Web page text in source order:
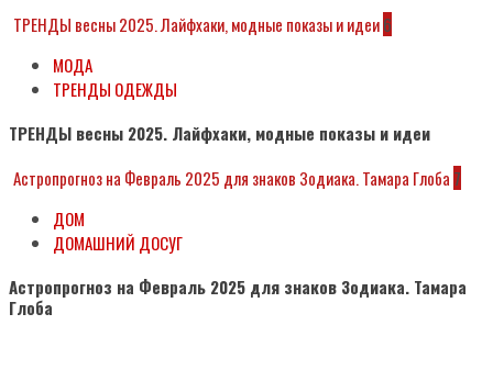
ТРЕНДЫ весны 2025. Лайфхаки, модные показы и идеи6
МОДА
ТРЕНДЫ ОДЕЖДЫ
ТРЕНДЫ весны 2025. Лайфхаки, модные показы и идеи
Астропрогноз на Февраль 2025 для знаков Зодиака. Тамара Глоба 7
ДОМ
ДОМАШНИЙ ДОСУГ
Астропрогноз на Февраль 2025 для знаков Зодиака. Тамара
Глоба